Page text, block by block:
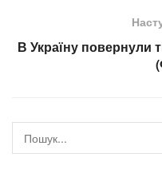
В Україну повернули